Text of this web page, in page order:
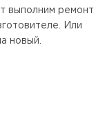
выполним ремонт
Или
новый.